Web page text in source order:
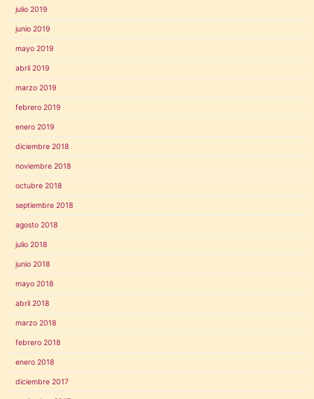
julio 2019
junio 2019
mayo 2019
abril 2019
marzo 2019
febrero 2019
enero 2019
diciembre 2018
noviembre 2018
octubre 2018
septiembre 2018
agosto 2018
julio 2018
junio 2018
mayo 2018
abril 2018
marzo 2018
febrero 2018
enero 2018
diciembre 2017